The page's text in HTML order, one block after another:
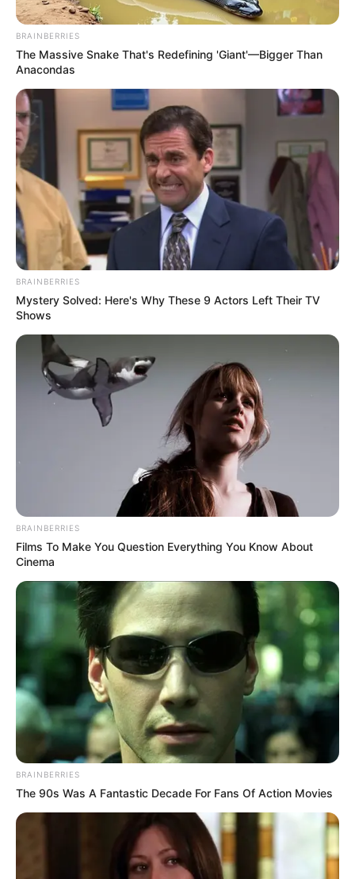
ΡΟΗ ΤΩΝ ΑΡΘΡΩΝ ΥΓΕΙΑ
Ομίχλη εγκεφάλου: η κορυφή ενός
σοβαρού παγόβουνου για την υγεία –
Βίντεο
Ομίχλη εγκεφάλου: η κορυφή ενός σοβαρού παγόβουνου για
την υγεία… Έχουν αυξηθεί πάρα πολύ τα τελευταία δύο
χρόνια οι περιπτώσεις κατάθλιψης σε παγκόσμιο επίπεδο.
ΚΟΙΝΩΝΙΚΑ ΔΙΚΤΥΑ
FACEBOOK ΑΡΈΣΕΙ
YOUTUBE
ΑΚΟΛΟΥΘΉΣΤΕ
BRAINBERRIES
The Massive Snake That's Redefining 'Giant'—Bigger Than
Anacondas
BRAINBERRIES
Mystery Solved: Here's Why These 9 Actors Left Their TV
Shows
BRAINBERRIES
Films To Make You Question Everything You Know About
Cinema
BRAINBERRIES
The 90s Was A Fantastic Decade For Fans Of Action Movies